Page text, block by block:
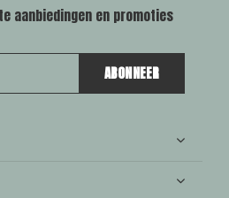
aanbiedingen en promoties
ABONNEER